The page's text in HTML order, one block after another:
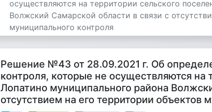
осуществляются на территории сельского
Волжский Самарской области в связи с
муниципального контроля
Решение №43 от 28.09.2021 г. Об
контроля, которые не осуществляются на
Лопатино муниципального района
отсутствием на его территории объектов